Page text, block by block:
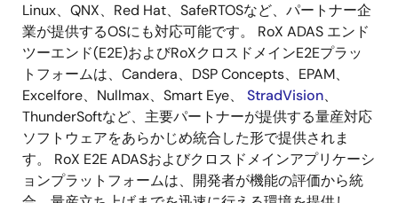
Linux、QNX、Red Hat、SafeRTOSなど、パートナー企
業が提供するOSにも対応可能です。 RoX ADAS エンド
ツーエンド(E2E)およびRoXクロスドメインE2Eプラッ
トフォームは、Candera、DSP Concepts、EPAM、
Excelfore、Nullmax、Smart Eye、 StradVision、
ThunderSoftなど、主要パートナーが提供する量産対応
ソフトウェアをあらかじめ統合した形で提供されま
す。 RoX E2E ADASおよびクロスドメインアプリケーシ
ョンプラットフォームは、開発者が機能の評価から統